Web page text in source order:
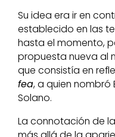
Su idea era ir en
establecido en las
hasta el momento,
propuesta nueva al
que consistía en
fea, a quien nombró
Solano.
La connotación de la